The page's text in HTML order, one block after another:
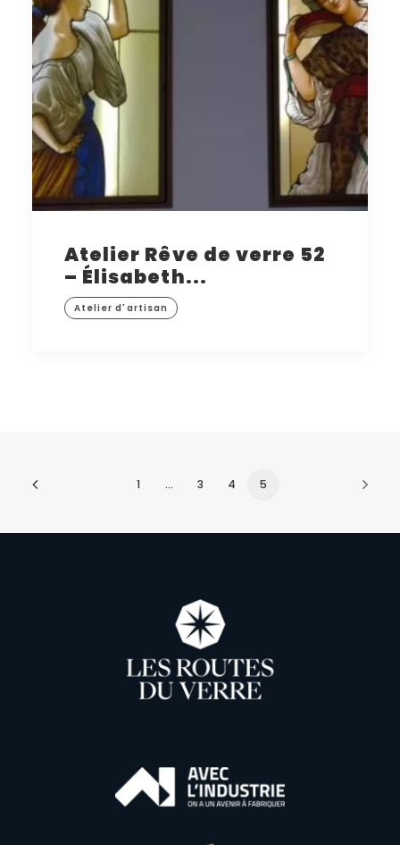
Atelier Rêve de verre 52
– Élisabeth...
Atelier d'artisan
1 … 3 4 5